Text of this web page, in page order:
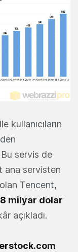
kullanıcıların
servis de
ana servisten
Tencent,
milyar dolar
açıkladı.